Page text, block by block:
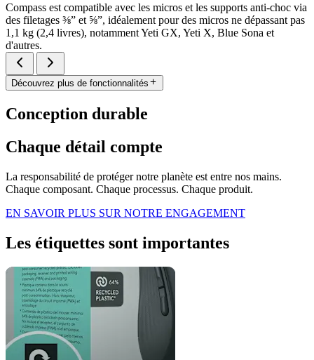
Compass est compatible avec les micros et les supports anti-choc via
des filetages ⅜” et ⅝”, idéalement pour des micros ne dépassant pas
1,1 kg (2,4 livres), notamment Yeti GX, Yeti X, Blue Sona et
d'autres.
Découvrez plus de fonctionnalités
Conception durable
Chaque détail compte
La responsabilité de protéger notre planète est entre nos mains.
Chaque composant. Chaque processus. Chaque produit.
EN SAVOIR PLUS SUR NOTRE ENGAGEMENT
Les étiquettes sont importantes